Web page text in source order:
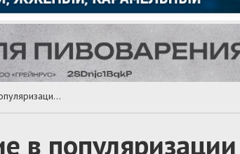
Пиву нашли применение в популяризации технологий переработки воды
в популяризации